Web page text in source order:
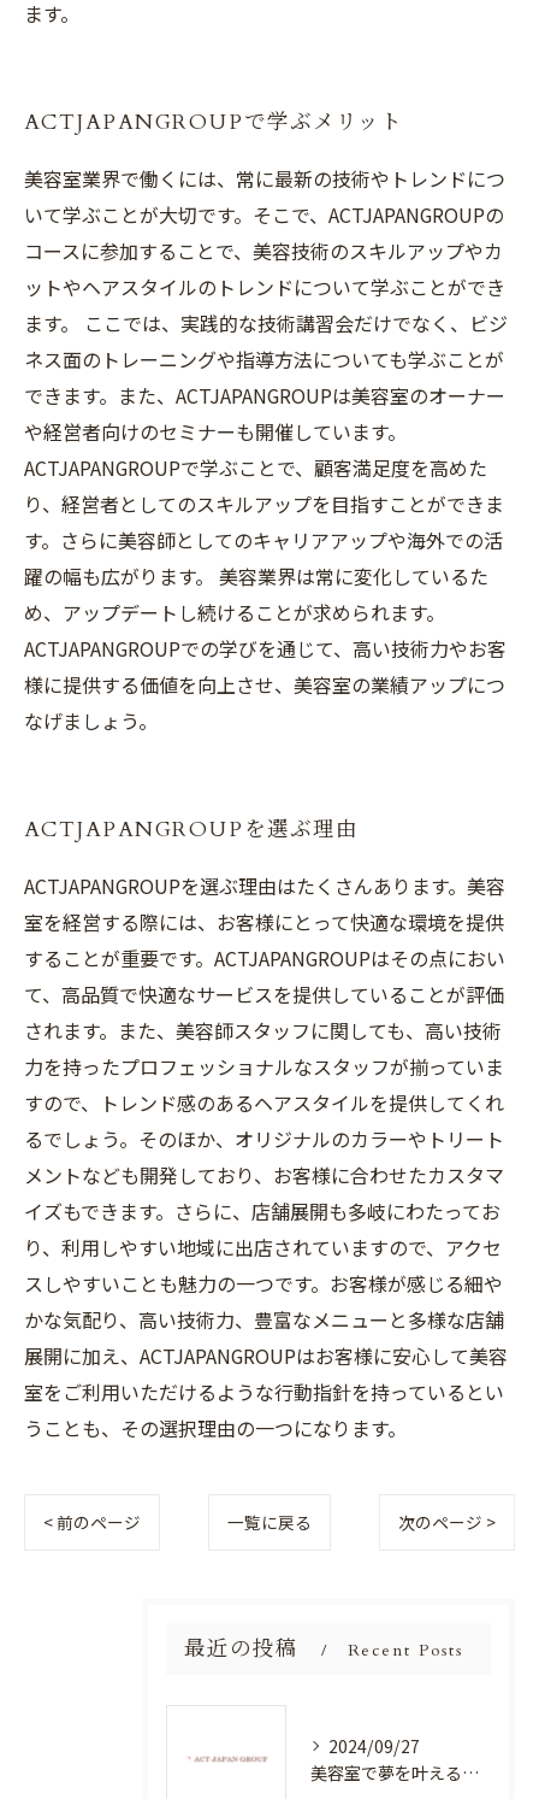
ます。
ACTJAPANGROUPで学ぶメリット
美容室業界で働くには、常に最新の技術やトレンドにつ
いて学ぶことが大切です。そこで、ACTJAPANGROUPの
コースに参加することで、美容技術のスキルアップやカ
ットやヘアスタイルのトレンドについて学ぶことができ
ます。 ここでは、実践的な技術講習会だけでなく、ビジ
ネス面のトレーニングや指導方法についても学ぶことが
できます。また、ACTJAPANGROUPは美容室のオーナー
や経営者向けのセミナーも開催しています。
ACTJAPANGROUPで学ぶことで、顧客満足度を高めた
り、経営者としてのスキルアップを目指すことができま
す。さらに美容師としてのキャリアアップや海外での活
躍の幅も広がります。 美容業界は常に変化しているた
め、アップデートし続けることが求められます。
ACTJAPANGROUPでの学びを通じて、高い技術力やお客
様に提供する価値を向上させ、美容室の業績アップにつ
なげましょう。
ACTJAPANGROUPを選ぶ理由
ACTJAPANGROUPを選ぶ理由はたくさんあります。美容
室を経営する際には、お客様にとって快適な環境を提供
することが重要です。ACTJAPANGROUPはその点におい
て、高品質で快適なサービスを提供していることが評価
されます。また、美容師スタッフに関しても、高い技術
力を持ったプロフェッショナルなスタッフが揃っていま
すので、トレンド感のあるヘアスタイルを提供してくれ
るでしょう。そのほか、オリジナルのカラーやトリート
メントなども開発しており、お客様に合わせたカスタマ
イズもできます。さらに、店舗展開も多岐にわたってお
り、利用しやすい地域に出店されていますので、アクセ
スしやすいことも魅力の一つです。お客様が感じる細や
かな気配り、高い技術力、豊富なメニューと多様な店舗
展開に加え、ACTJAPANGROUPはお客様に安心して美容
室をご利用いただけるような行動指針を持っているとい
うことも、その選択理由の一つになります。
< 前のページ 一覧に戻る 次のページ >
最近の投稿 Recent Posts
2024/09/27
美容室で夢を叶える！自分を磨く新たなチャンス